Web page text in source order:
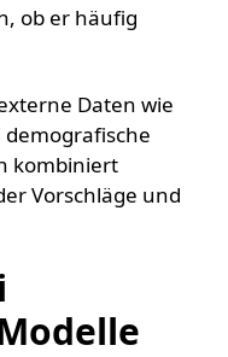
ob er häufig
Daten wie
kombiniert
Vorschläge und